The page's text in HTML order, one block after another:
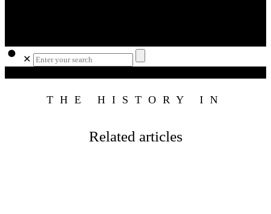
✕
THE HISTORY IN
Related articles